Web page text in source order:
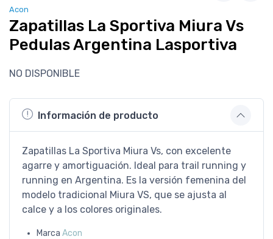
Acon
Zapatillas La Sportiva Miura Vs
Pedulas Argentina Lasportiva
NO DISPONIBLE
Información de producto
Zapatillas La Sportiva Miura Vs, con excelente
agarre y amortiguación. Ideal para trail running y
running en Argentina. Es la versión femenina del
modelo tradicional Miura VS, que se ajusta al
calce y a los colores originales.
Marca Acon